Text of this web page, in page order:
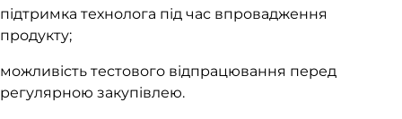
підтримка технолога під час впровадження
продукту;
можливість тестового відпрацювання перед
регулярною закупівлею.